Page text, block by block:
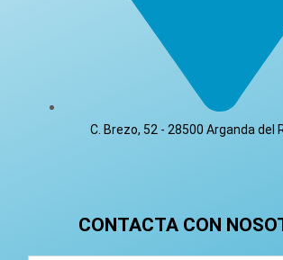
C. Brezo, 52 - 28500 Arganda del
CONTACTA CON